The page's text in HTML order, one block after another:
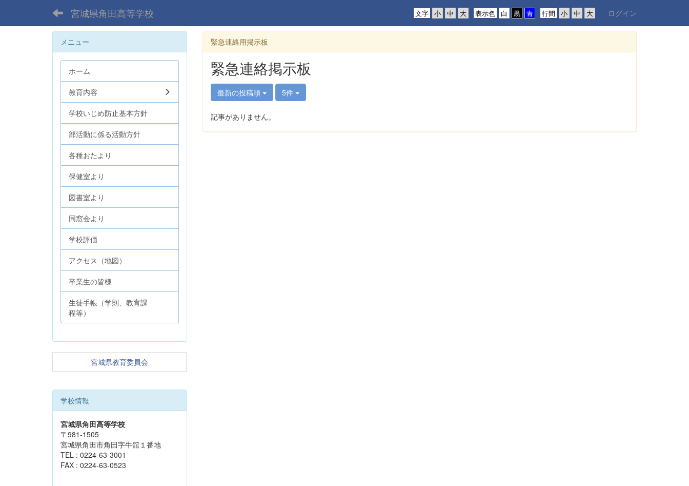
宮城県角田高等学校 行間
表示色
文字 ログイン
緊急連絡用掲示板
緊急連絡掲示板
最新の投稿順 5件
記事がありません。
メニュー
ホーム
教育内容
学校いじめ防止基本方針
部活動に係る活動方針
各種おたより
保健室より
図書室より
同窓会より
学校評価
アクセス（地図）
卒業生の皆様
生徒手帳（学則、教育課
程等）
宮城県教育委員会
学校情報
宮城県角田高等学校
〒981-1505
宮城県角田市角田字牛舘１番地
TEL : 0224-63-3001
FAX : 0224-63-0523